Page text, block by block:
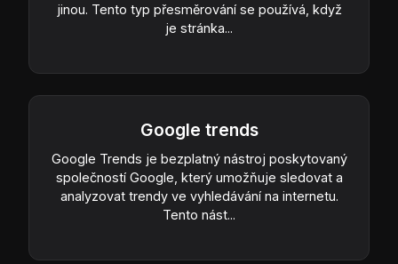
jinou. Tento typ přesměrování se používá, když
je stránka...
Google trends
Google Trends je bezplatný nástroj poskytovaný
společností Google, který umožňuje sledovat a
analyzovat trendy ve vyhledávání na internetu.
Tento nást...